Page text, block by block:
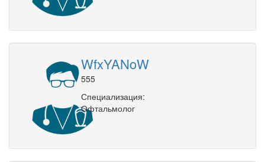
WfxYANoW
555
Специализация:
Офтальмолог